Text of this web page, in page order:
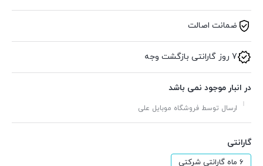
ضمانت اصالت
7 روز گارانتی بازگشت وجه
در انبار موجود نمی باشد
ارسال توسط فروشگاه موبایل علی
گارانتی
6 ماه گارانتی شرکتی